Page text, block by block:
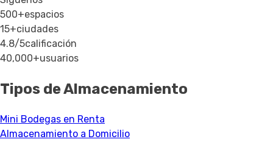
500+espacios
15+ciudades
4.8/5calificación
40,000+usuarios
Tipos de Almacenamiento
Mini Bodegas en Renta
Almacenamiento a Domicilio